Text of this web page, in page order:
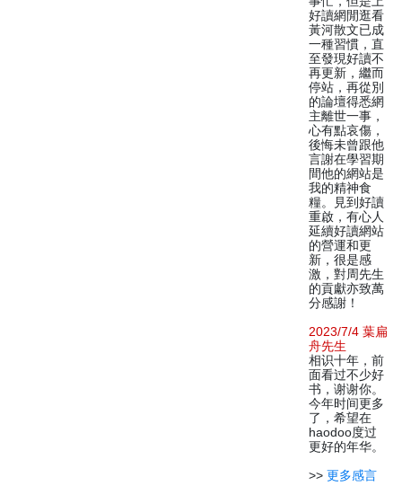
好讀網閒逛看
黃河散文已成
一種習慣，直
至發現好讀不
再更新，繼而
停站，再從別
的論壇得悉網
主離世一事，
心有點哀傷，
後悔未曾跟他
言謝在學習期
間他的網站是
我的精神食
糧。見到好讀
重啟，有心人
延續好讀網站
的營運和更
新，很是感
激，對周先生
的貢獻亦致萬
分感謝！
2023/7/4 葉扁
舟先生
相识十年，前
面看过不少好
书，谢谢你。
今年时间更多
了，希望在
haodoo度过
更好的年华。
>> 更多感言